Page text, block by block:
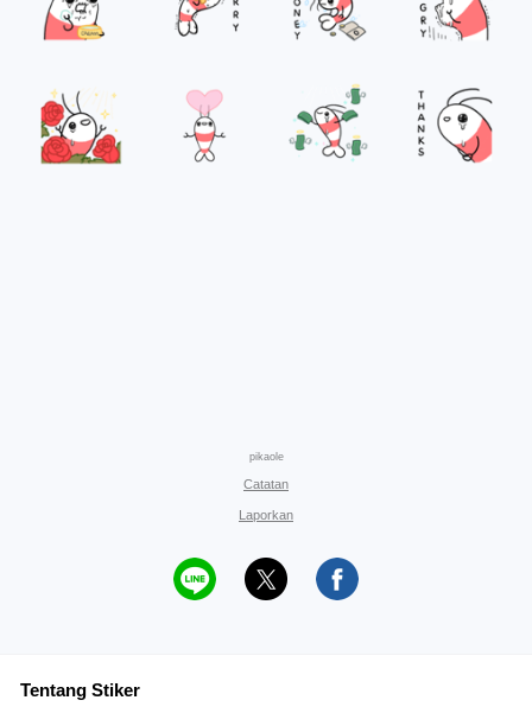
pikaole
Catatan
Laporkan
Tentang Stiker